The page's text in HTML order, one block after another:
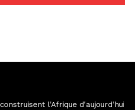
l'Afrique d'aujourd'hui